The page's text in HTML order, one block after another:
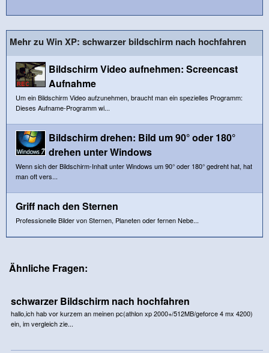
Mehr zu Win XP: schwarzer bildschirm nach hochfahren
Bildschirm Video aufnehmen: Screencast
Aufnahme
Um ein Bildschirm Video aufzunehmen, braucht man ein spezielles Programm:
Dieses Aufname-Programm wi...
Bildschirm drehen: Bild um 90° oder 180°
drehen unter Windows
Wenn sich der Bildschirm-Inhalt unter Windows um 90° oder 180° gedreht hat, hat
man oft vers...
Griff nach den Sternen
Professionelle Bilder von Sternen, Planeten oder fernen Nebe...
Ähnliche Fragen:
schwarzer Bildschirm nach hochfahren
hallo,ich hab vor kurzem an meinen pc(athlon xp 2000+/512MB/geforce 4 mx 4200)
ein, im vergleich zie...